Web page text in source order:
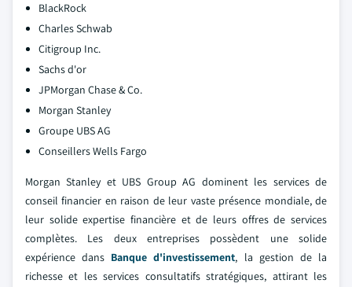
BlackRock
Charles Schwab
Citigroup Inc.
Sachs d'or
JPMorgan Chase & Co.
Morgan Stanley
Groupe UBS AG
Conseillers Wells Fargo
Morgan Stanley et UBS Group AG dominent les services de
conseil financier en raison de leur vaste présence mondiale, de
leur solide expertise financière et de leurs offres de services
complètes. Les deux entreprises possèdent une solide
expérience dans Banque d'investissement, la gestion de la
richesse et les services consultatifs stratégiques, attirant les